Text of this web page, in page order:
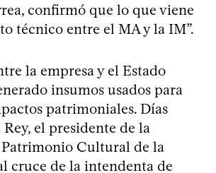
confirmó que lo que viene
técnico entre el MA y la IM”.
la empresa y el Estado
insumos usados para
patrimoniales. Días
el presidente de la
Cultural de la
cruce de la intendenta de